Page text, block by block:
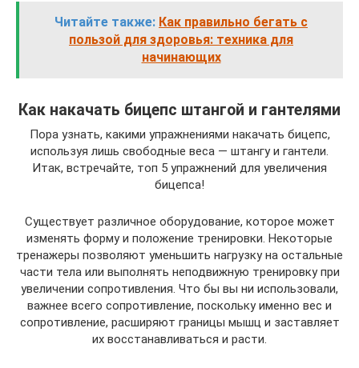
Читайте также: Как правильно бегать с
пользой для здоровья: техника для
начинающих
Как накачать бицепс штангой и гантелями
Пора узнать, какими упражнениями накачать бицепс,
используя лишь свободные веса — штангу и гантели.
Итак, встречайте, топ 5 упражнений для увеличения
бицепса!
Существует различное оборудование, которое может
изменять форму и положение тренировки. Некоторые
тренажеры позволяют уменьшить нагрузку на остальные
части тела или выполнять неподвижную тренировку при
увеличении сопротивления. Что бы вы ни использовали,
важнее всего сопротивление, поскольку именно вес и
сопротивление, расширяют границы мышц и заставляет
их восстанавливаться и расти.